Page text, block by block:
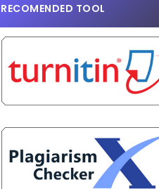
RECOMENDED TOOL